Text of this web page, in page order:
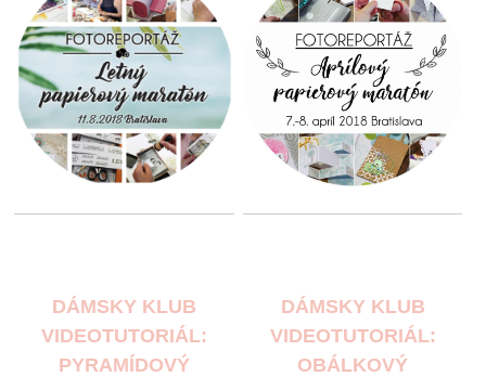
DÁMSKY KLUB
VIDEOTUTORIÁL:
PYRAMÍDOVÝ
DÁMSKY KLUB
VIDEOTUTORIÁL:
OBÁLKOVÝ